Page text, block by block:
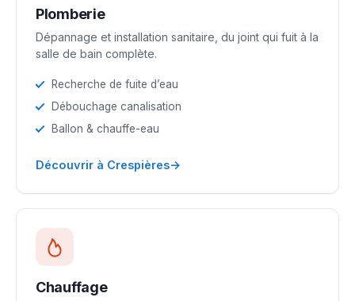
Plomberie
Dépannage et installation sanitaire, du joint qui fuit à la
salle de bain complète.
Recherche de fuite d’eau
Débouchage canalisation
Ballon & chauffe-eau
Découvrir à Crespières→
Chauffage